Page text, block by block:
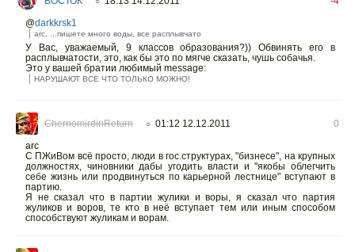
@darkkrsk1
arc, ...пишете много воды, все расплывчато
У Вас, уважаемый, 9 классов образования?)) Обвинять его в
расплывчатости, это, как бы это по мягче сказать, чушь собачья.
Это у вашей братии любимый message:
НАРУШАЮТ ВСЕ ЧТО ТОЛЬКО МОЖНО!
ChernomirdinReturn ○ 01:12 12.12.2011
0
arc
С ПЖиВом всё просто, люди в гос.структурах, "бизнесе", на крупных
должностях, чиновники дабы угодить власти и "якобы облегчить
себе жизнь или продвинуться по карьерной лестнице" вступают в
партию.
Я не сказал что в партии жулики и воры, я сказал что партия
жуликов и воров, те кто в неё вступает тем или иным способом
способствуют жуликам и ворам.